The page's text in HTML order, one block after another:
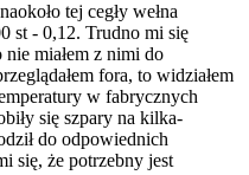
tej cegły wełna
st - 0,12. Trudno mi się
nie miałem z nimi do
fora, to widziałem
w fabrycznych
się szpary na kilka-
do odpowiednich
się, że potrzebny jest